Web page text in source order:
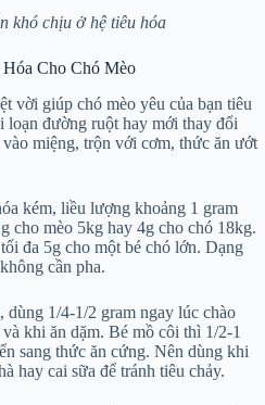
khó chịu ở hệ tiêu hóa
Cho Chó Mèo
vời giúp chó mèo yêu của bạn tiêu
loạn đường ruột hay mới thay đổi
miệng, trộn với cơm, thức ăn ướt
kém, liều lượng khoảng 1 gram
cho mèo 5kg hay 4g cho chó 18kg.
đa 5g cho một bé chó lớn. Dạng
cần pha.
1/4-1/2 gram ngay lúc chào
khi ăn dặm. Bé mồ côi thì 1/2-1
sang thức ăn cứng. Nên dùng khi
hay cai sữa để tránh tiêu chảy.